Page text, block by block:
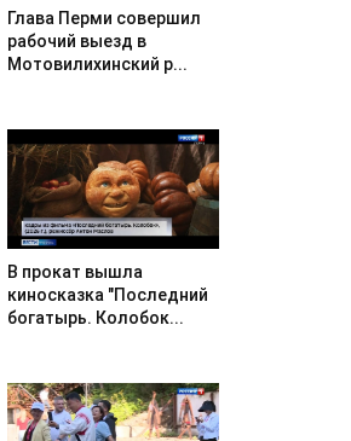
Глава Перми совершил
рабочий выезд в
Мотовилихинский р...
В прокат вышла
киносказка "Последний
богатырь. Колобок...